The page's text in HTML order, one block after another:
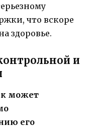
что вскоре
здоровье.
и
может
его